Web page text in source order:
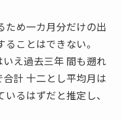
ため一カ月分だけの出
ことはできない。
え過去三年 間も遡れ
計 十二とし平均月は
るはずだと推定し、